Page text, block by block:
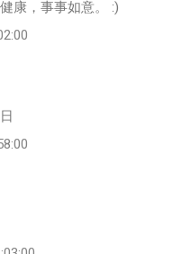
康，事事如意。 :)